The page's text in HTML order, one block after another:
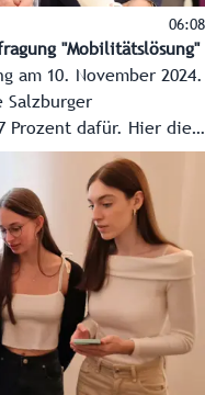
06:08
"Mobilitätslösung"
am 10. November 2024.
Salzburger
Prozent dafür. Hier die